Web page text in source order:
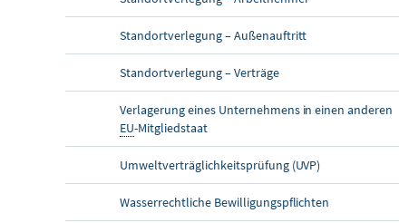
Standortverlegung – Außenauftritt
Standortverlegung – Verträge
Verlagerung eines Unternehmens in einen anderen
EU-Mitgliedstaat
Umweltverträglichkeitsprüfung (UVP)
Wasserrechtliche Bewilligungspflichten